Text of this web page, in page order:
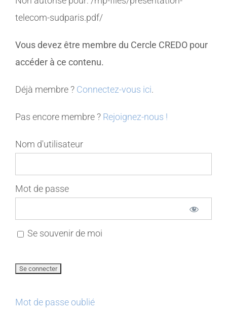
MEMBRES
CONTACT
telecom-sudparis.pdf/
Vous devez être membre du Cercle CREDO pour
accéder à ce contenu.
Déjà membre ? Connectez-vous ici.
Pas encore membre ? Rejoignez-nous !
Nom d'utilisateur
Mot de passe
Se souvenir de moi
Mot de passe oublié